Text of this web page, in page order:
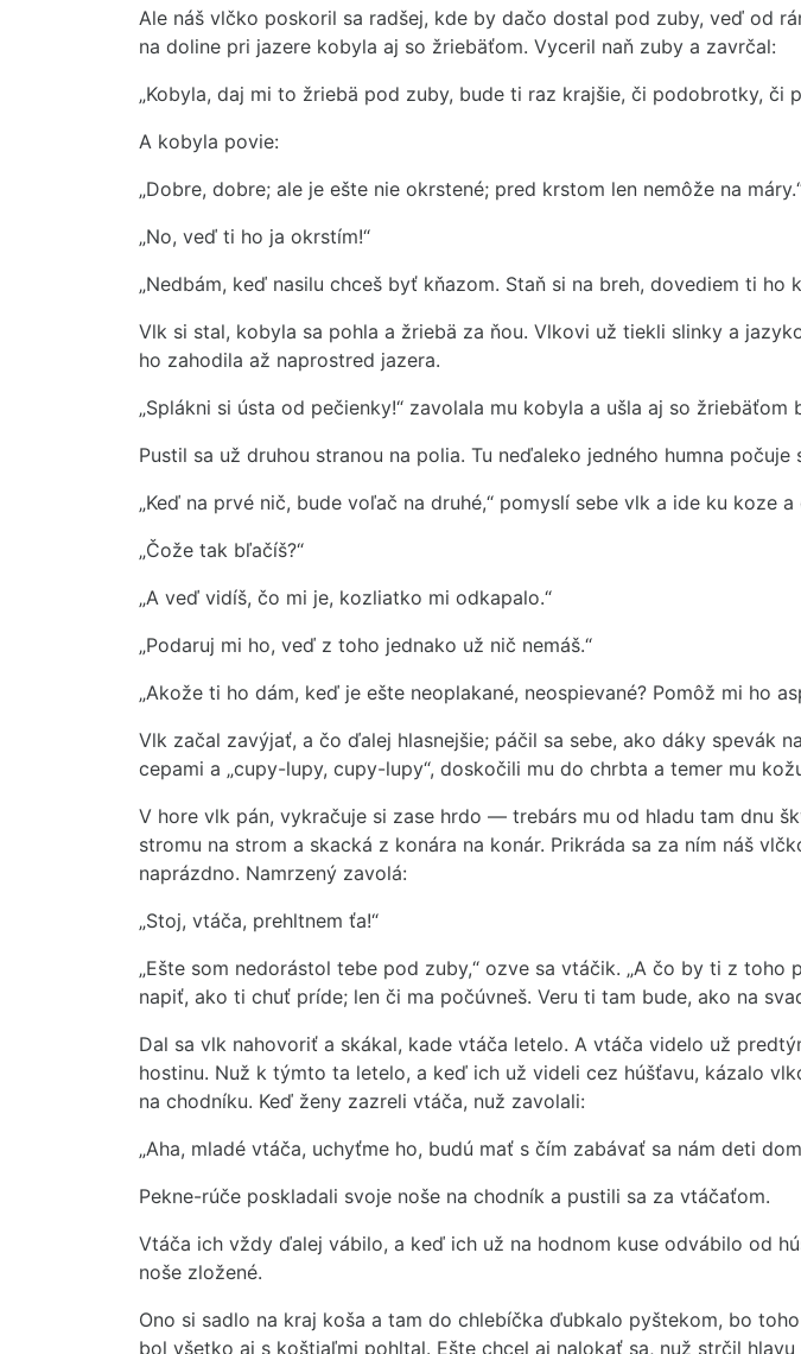
Ale náš vlčko poskoril sa radšej, kde by dačo dostal pod zuby, veď od
na doline pri jazere kobyla aj so žriebäťom. Vyceril naň zuby a zavrčal:
„Kobyla, daj mi to žriebä pod zuby, bude ti raz krajšie, či podobrotky, či
A kobyla povie:
„Dobre, dobre; ale je ešte nie okrstené; pred krstom len nemôže na
„No, veď ti ho ja okrstím!“
„Nedbám, keď nasilu chceš byť kňazom. Staň si na breh, dovediem ti ho
Vlk si stal, kobyla sa pohla a žriebä za ňou. Vlkovi už tiekli slinky a
ho zahodila až naprostred jazera.
„Splákni si ústa od pečienky!“ zavolala mu kobyla a ušla aj so
Pustil sa už druhou stranou na polia. Tu neďaleko jedného humna
„Keď na prvé nič, bude voľač na druhé,“ pomyslí sebe vlk a ide ku koze a
„Čože tak bľačíš?“
„A veď vidíš, čo mi je, kozliatko mi odkapalo.“
„Podaruj mi ho, veď z toho jednako už nič nemáš.“
„Akože ti ho dám, keď je ešte neoplakané, neospievané? Pomôž mi ho
Vlk začal zavýjať, a čo ďalej hlasnejšie; páčil sa sebe, ako dáky spevák
cepami a „cupy-lupy, cupy-lupy“, doskočili mu do chrbta a temer mu
V hore vlk pán, vykračuje si zase hrdo — trebárs mu od hladu tam dnu
stromu na strom a skacká z konára na konár. Prikráda sa za ním náš
naprázdno. Namrzený zavolá:
„Stoj, vtáča, prehltnem ťa!“
„Ešte som nedorástol tebe pod zuby,“ ozve sa vtáčik. „A čo by ti z
napiť, ako ti chuť príde; len či ma počúvneš. Veru ti tam bude, ako na
Dal sa vlk nahovoriť a skákal, kade vtáča letelo. A vtáča videlo už
hostinu. Nuž k týmto ta letelo, a keď ich už videli cez húšťavu, kázalo
na chodníku. Keď ženy zazreli vtáča, nuž zavolali:
„Aha, mladé vtáča, uchyťme ho, budú mať s čím zabávať sa nám deti
Pekne-rúče poskladali svoje noše na chodník a pustili sa za vtáčaťom.
Vtáča ich vždy ďalej vábilo, a keď ich už na hodnom kuse odvábilo od
noše zložené.
Ono si sadlo na kraj koša a tam do chlebíčka ďubkalo pyštekom, bo
bol všetko aj s koštiaľmi pohltal. Ešte chcel aj nalokať sa, nuž strčil